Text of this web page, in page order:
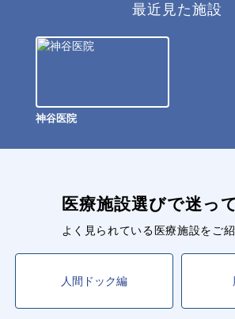
最近見た施設
神谷医院
医療施設選びで迷っ
よく見られている医療施設をご紹
人間ドック編